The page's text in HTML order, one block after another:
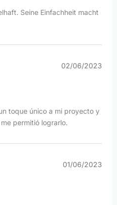
Seine Einfachheit macht
02/06/2023
toque único a mi proyecto y
permitió lograrlo.
01/06/2023